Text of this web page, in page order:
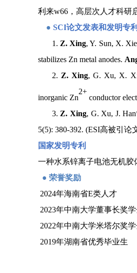
利来w66，高层次人才科研
● SCI论文发表和发明专
1. Z. Xing, Y. Sun, X.
stabilizes Zn metal anodes.
2. Z. Xing, G. Xu, X.
inorganic Zn
2+
conductor
3. Z. Xing, G. Xu, J.
5(5): 380-392. (ESI高被引论
国家发明专利
一种水系锌离子电池无机
● 荣誉奖励
2024年海南省E类人才
2023年中南大学董事长奖
2022年中南大学米塔尔奖
2019年湖南省优秀毕业生